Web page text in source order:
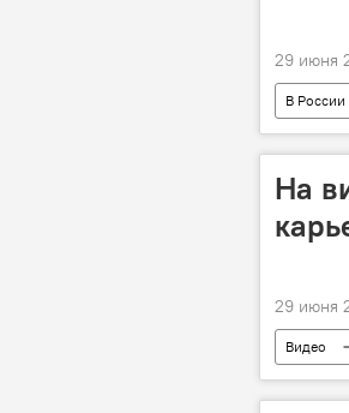
29 июня
В России
На
29 июня
Видео